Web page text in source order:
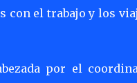
con el trabajo y los
por el